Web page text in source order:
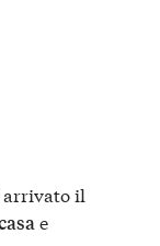
arrivato il
e